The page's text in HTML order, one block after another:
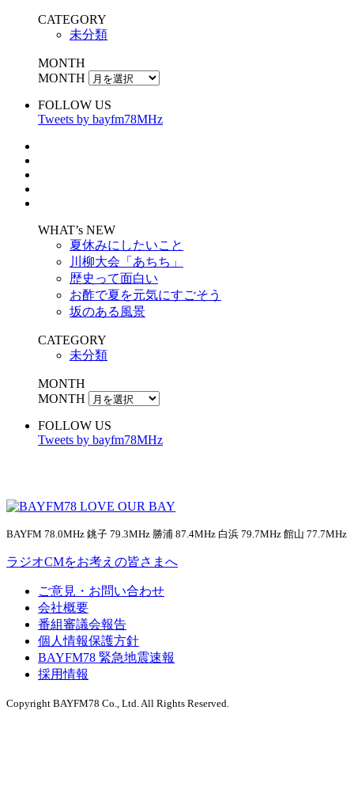
CATEGORY
未分類
MONTH
MONTH
FOLLOW US
Tweets by bayfm78MHz
WHAT’s NEW
夏休みにしたいこと
川柳大会「あちち」
歴史って面白い
お酢で夏を元気にすごそう
坂のある風景
CATEGORY
未分類
MONTH
MONTH
FOLLOW US
Tweets by bayfm78MHz
BAYFM 78.0MHz 銚子 79.3MHz 勝浦 87.4MHz 白浜 79.7MHz 館山 77.7MHz
ラジオCMをお考えの皆さまへ
ご意見・お問い合わせ
会社概要
番組審議会報告
個人情報保護方針
BAYFM78 緊急地震速報
採用情報
Copyright BAYFM78 Co., Ltd. All Rights Reserved.